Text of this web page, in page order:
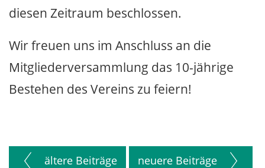
diesen Zeitraum beschlossen.
Wir freuen uns im Anschluss an die
Mitgliederversammlung das 10-jährige
Bestehen des Vereins zu feiern!
ältere Beiträge neuere Beiträge